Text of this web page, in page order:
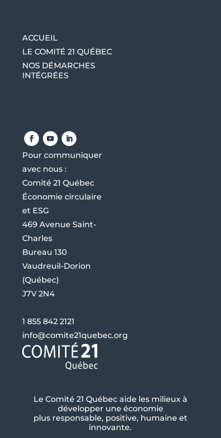
ACCUEIL
LE COMITÉ 21 QUÉBEC
NOS DÉMARCHES
INTÉGRÉES
Pour communiquer
avec nous :
Comité 21 Québec
Économie circulaire
et ESG
469 Avenue Saint-
Charles
Bureau 130
Vaudreuil-Dorion
(Québec)
J7V 2N4
1 855 842 2121
info@comite21quebec.org
Le Comité 21 Québec aide les milieux à
développer une économie
plus responsable, positive, humaine et
innovante.